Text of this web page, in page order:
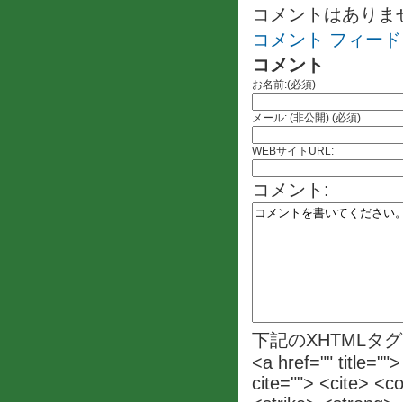
コメントはありま
コメント フィード
コメント
お名前:(必須)
メール: (非公開) (必須)
WEBサイトURL:
コメント:
下記のXHTMLタ
<a href=""
cite=""> <cite>